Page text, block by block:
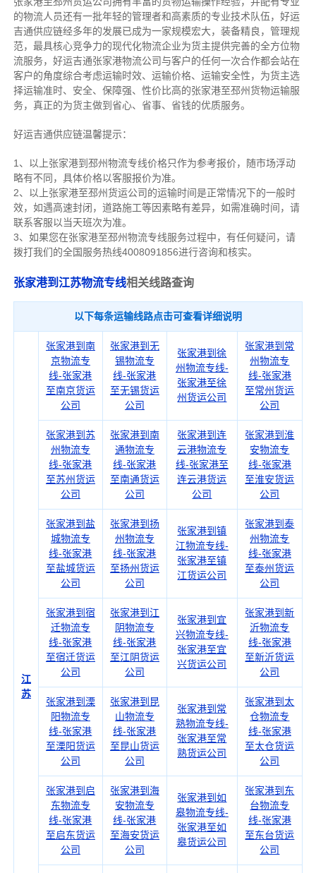
的物流人员还有一批年轻的管理者和高素质的专业技术队伍，好运
吉通供应链经多年的发展已成为一家规模宏大，装备精良，管理规
范，最具核心竞争力的现代化物流企业为货主提供完善的全方位物
流服务，好运吉通张家港物流公司与客户的任何一次合作都会站在
客户的角度综合考虑运输时效、运输价格、运输安全性，为货主选
择运输准时、安全、保障强、性价比高的张家港至邳州货物运输服
务，真正的为货主做到省心、省事、省钱的优质服务。
好运吉通供应链温馨提示：
1、以上张家港到邳州物流专线价格只作为参考报价，随市场浮动
略有不同，具体价格以客服报价为准。
2、以上张家港至邳州货运公司的运输时间是正常情况下的一般时
效，如遇高速封闭，道路施工等因素略有差异，如需准确时间，请
联系客服以当天班次为准。
3、如果您在张家港至邳州物流专线服务过程中，有任何疑问，请
拨打我们的全国服务热线4008091856进行咨询和核实。
张家港到江苏物流专线相关线路查询
以下每条运输线路点击可查看详细说明
江
苏
张家港到南
京物流专
线-张家港
至南京货运
公司
张家港到无
锡物流专
线-张家港
至无锡货运
公司
张家港到徐
州物流专线-
张家港至徐
州货运公司
张家港到常
州物流专
线-张家港
至常州货运
公司
张家港到苏
州物流专
线-张家港
至苏州货运
公司
张家港到南
通物流专
线-张家港
至南通货运
公司
张家港到连
云港物流专
线-张家港至
连云港货运
公司
张家港到淮
安物流专
线-张家港
至淮安货运
公司
张家港到盐
城物流专
线-张家港
至盐城货运
公司
张家港到扬
州物流专
线-张家港
至扬州货运
公司
张家港到镇
江物流专线-
张家港至镇
江货运公司
张家港到泰
州物流专
线-张家港
至泰州货运
公司
张家港到宿
迁物流专
线-张家港
至宿迁货运
公司
张家港到江
阴物流专
线-张家港
至江阴货运
公司
张家港到宜
兴物流专线-
张家港至宜
兴货运公司
张家港到新
沂物流专
线-张家港
至新沂货运
公司
张家港到溧
阳物流专
线-张家港
至溧阳货运
公司
张家港到昆
山物流专
线-张家港
至昆山货运
公司
张家港到常
熟物流专线-
张家港至常
熟货运公司
张家港到太
仓物流专
线-张家港
至太仓货运
公司
张家港到启
东物流专
线-张家港
至启东货运
公司
张家港到海
安物流专
线-张家港
至海安货运
公司
张家港到如
皋物流专线-
张家港至如
皋货运公司
张家港到东
台物流专
线-张家港
至东台货运
公司